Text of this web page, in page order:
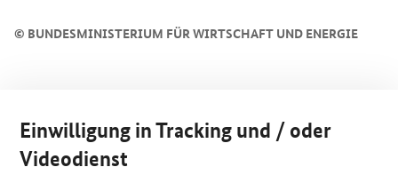
© BUNDESMINISTERIUM FÜR WIRTSCHAFT UND ENERGIE
Einwilligung in Tracking und / oder
Videodienst